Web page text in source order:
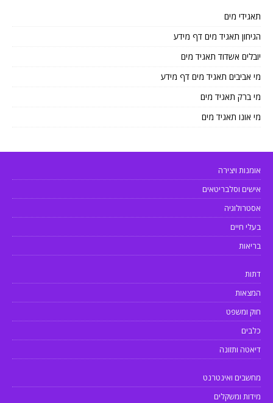
תאגידי מים
הגיחון תאגיד מים דף מידע
יובלים אשדוד תאגיד מים
מי אביבים תאגיד מים דף מידע
מי ברק תאגיד מים
מי אונו תאגיד מים
אומנות ויצירה
אישים וסלבריטאים
אסטרולוגיה
בעלי חיים
בריאות
דתות
המצאות
חוק ומשפט
כלבים
דיאטה ותזונה
מחשבים ואינטרנט
מידות ומשקלים